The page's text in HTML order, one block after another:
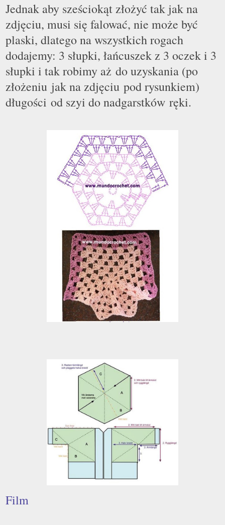
Jednak aby sześciokąt złożyć tak jak na
zdjęciu, musi się falować, nie może być
plaski, dlatego na wszystkich rogach
dodajemy: 3 słupki, łańcuszek z 3 oczek i 3
słupki i tak robimy aż do uzyskania (po
złożeniu jak na zdjęciu pod rysunkiem)
długości od szyi do nadgarstków ręki.
Film